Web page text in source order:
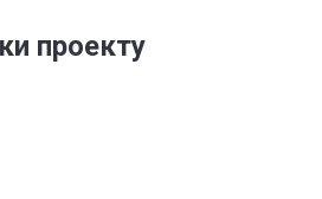
проекту